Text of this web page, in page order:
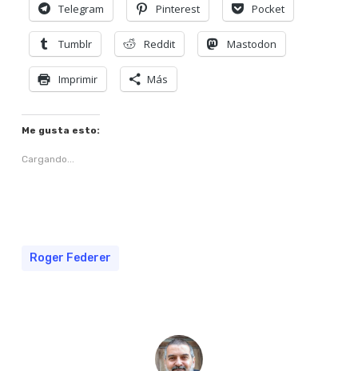
Telegram Pinterest Pocket
Tumblr Reddit Mastodon
Imprimir Más
Me gusta esto:
Cargando...
Roger Federer